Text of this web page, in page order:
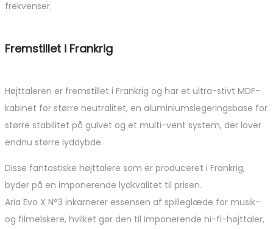
frekvenser.
Fremstillet i Frankrig
Højttaleren er fremstillet i Frankrig og har et ultra-stivt MDF-
kabinet for større neutralitet, en aluminiumslegeringsbase for
større stabilitet på gulvet og et multi-vent system, der lover
endnu større lyddybde.
Disse fantastiske højttalere som er produceret i Frankrig,
byder på en imponerende lydkvalitet til prisen.
Aria Evo X N°3 inkarnerer essensen af ​​spilleglæde for musik-
og filmelskere, hvilket gør den til imponerende hi-fi-højttaler,